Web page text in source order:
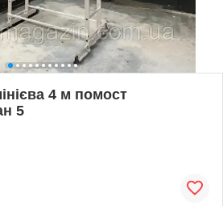
4 м помост
5